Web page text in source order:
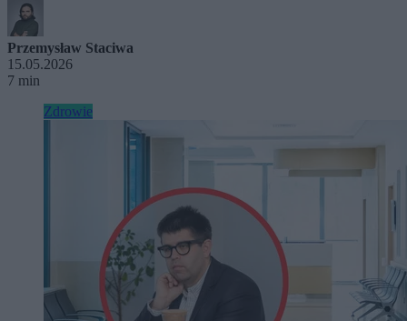
Przemysław Staciwa
15.05.2026
7 min
Zdrowie